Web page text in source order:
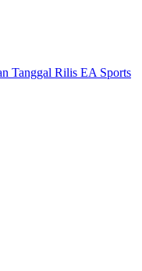
Tanggal Rilis EA Sports